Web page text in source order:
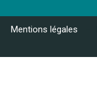
Mentions légales